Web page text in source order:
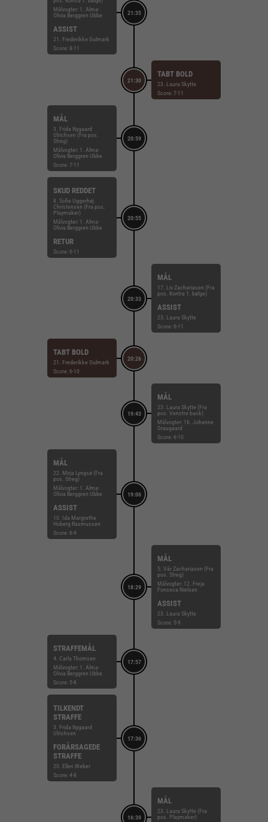
21:35
Målvogter: 1. Alma-
Olivia Berggren Ubbe
ASSIST
21. Frederikke Gulmark
Score: 8-11
21:30
TABT BOLD
23. Laura Skytte
Score: 7-11
20:59
MÅL
3. Frida Nygaard
Ulrichsen (Fra pos.
Streg)
Målvogter: 1. Alma-
Olivia Berggren Ubbe
Score: 7-11
20:55
SKUD REDDET
8. Sofie Uggerhøj
Christensen (Fra pos.
Playmaker)
Målvogter: 1. Alma-
Olivia Berggren Ubbe
RETUR
Score: 6-11
20:33
MÅL
17. Liv Zachariasen (Fra
pos. Kontra 1. bølge)
ASSIST
23. Laura Skytte
Score: 6-11
20:26
TABT BOLD
21. Frederikke Gulmark
Score: 6-10
19:43
MÅL
23. Laura Skytte (Fra
pos. Venstre back)
Målvogter: 16. Johanne
Graugaard
Score: 6-10
19:06
MÅL
22. Mirja Lyngsø (Fra
pos. Streg)
Målvogter: 1. Alma-
Olivia Berggren Ubbe
ASSIST
10. Ida Margrethe
Hoberg Rasmussen
Score: 6-9
18:29
MÅL
5. Vár Zachariasen (Fra
pos. Streg)
Målvogter: 12. Freja
Fonseca Nielsen
ASSIST
23. Laura Skytte
Score: 5-9
17:57
STRAFFEMÅL
4. Carla Thomsen
Målvogter: 1. Alma-
Olivia Berggren Ubbe
Score: 5-8
17:36
TILKENDT
STRAFFE
3. Frida Nygaard
Ulrichsen
FORÅRSAGEDE
STRAFFE
20. Ellen Weber
Score: 4-8
16:39
MÅL
23. Laura Skytte (Fra
pos. Playmaker)